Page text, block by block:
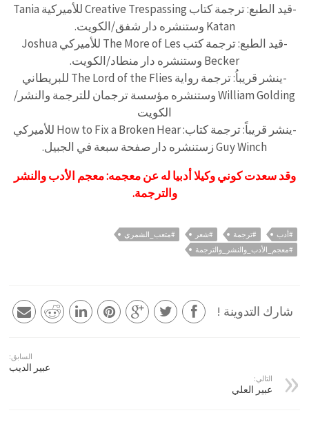
-قيد الطبع: ترجمة كتاب Creative Trespassing للأميركية Tania
Katan وستنشره دار شفق/الكويت.
-قيد الطبع: ترجمة كتب The More of Les للأميركي Joshua
Becker وستنشره دار منطاد/الكويت.
-ينشر قريباُ: ترجمة رواية The Lord of the Flies للبريطاني
William Golding وستنشره مؤسسة ترجمان للترجمة والنشر/
الكويت
-ينشر قريباً: ترجمة كتاب: How to Fix a Broken Hear للأميركي
Guy Winch زستنشره دار صفحة سبعة في الجبيل.
وقد سعدت كوني وكيلا أدبيا له عن معجمه: معجم الأدب والنشر
والترجمة.
#أدب #ترجمة #شعر
#متعب_الشمري
#معجم_الأدب_والنشر_والترجمة
شارك التدوينة !
السابق:
عبير الديب
التالي:
عبير العلي